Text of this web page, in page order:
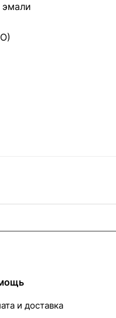
и доставка